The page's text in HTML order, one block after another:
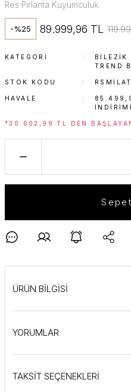
Res Pırlanta Kuyumculuk
-%25 89.999,96 TL
KATEGORI BİLEZİK
TREND
STOK KODU
HAVALE
*30.602,99 TL DEN
ÜRÜN BİLGİSİ
YORUMLAR
TAKSİT SEÇENEKLERİ